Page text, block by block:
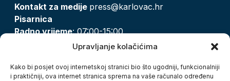
Upravljanje kolačićima
Kako bi posjet ovoj internetskoj stranici bio što ugodniji, funkcionalniji
i praktičniji, ova internet stranica sprema na vaše računalo određenu
Kontakt za medije press@karlovac.hr
Pisarnica
Radno vrijeme: 07:00-15:00
pisarnica@karlovac.hr